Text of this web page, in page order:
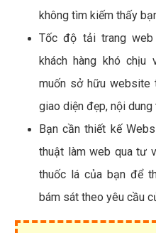
không tìm kiếm thấy
Tốc độ tải trang
khách hàng khó chịu
muốn sở hữu website
giao diện đẹp, nội dung
Bạn cần thiết kế
thuật làm web qua tư
thuốc lá của bạn để
bám sát theo yêu cầu